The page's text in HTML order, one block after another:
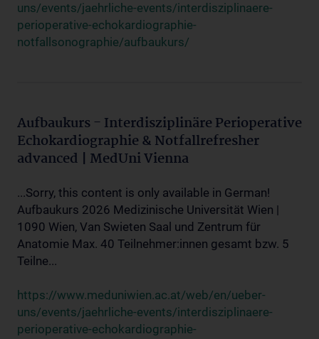
uns/events/jaehrliche-events/interdisziplinaere-
perioperative-echokardiographie-
notfallsonographie/aufbaukurs/
Aufbaukurs - Interdisziplinäre Perioperative
Echokardiographie & Notfallrefresher
advanced | MedUni Vienna
...Sorry, this content is only available in German!
Aufbaukurs 2026 Medizinische Universität Wien |
1090 Wien, Van Swieten Saal und Zentrum für
Anatomie Max. 40 Teilnehmer:innen gesamt bzw. 5
Teilne...
https://www.meduniwien.ac.at/web/en/ueber-
uns/events/jaehrliche-events/interdisziplinaere-
perioperative-echokardiographie-